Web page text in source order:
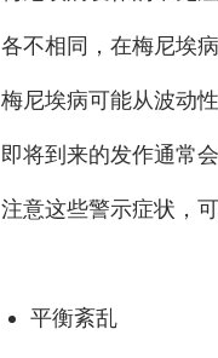
各不相同，在梅尼埃
梅尼埃病可能从波动
即将到来的发作通常
注意这些警示症状，
平衡紊乱